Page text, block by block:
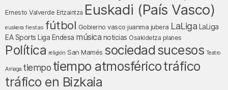
Ernesto Valverde Ertzaintza Euskadi (País Vasco)
euskera fiestas fútbol Gobierno vasco juanma jubera LaLiga LaLiga
EA Sports
Liga Endesa música noticias Osakidetza planes
Política religión San Mamés sociedad sucesos Teatro
Arriaga tiempo tiempo atmosféricotráfico
tráfico en Bizkaia